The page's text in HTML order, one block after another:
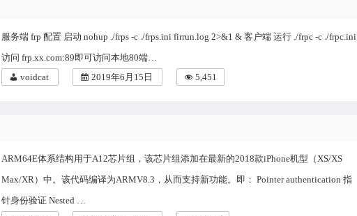
服务端 frp 配置 启动 nohup ./frps -c ./frps.ini firrun.log 2>&1 & 客户端 运行 ./frpc -c ./frpc.ini
访问 frp.xx.com:89即可访问本地80端…
voidcat
2019年6月15日 5,451
ARM64E体系结构用于A12芯片组，该芯片组添加在最新的2018款iPhone机型（XS/XS
Max/XR）中。该代码编译为ARMV8.3，从而支持新功能。即： Pointer authentication 指
针身份验证 Nested …